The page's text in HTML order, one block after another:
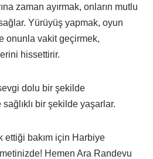
zaman ayırmak, onların mutlu
Yürüyüş yapmak, oyun
onunla vakit geçirmek,
hissettirir.
dolu bir şekilde
sağlıklı bir şekilde yaşarlar.
ettiği bakım için Harbiye
Hemen Ara Randevu